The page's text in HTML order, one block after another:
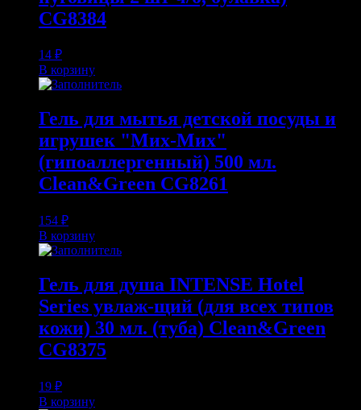
CG8384
14 ₽
В корзину
Гель для мытья детской посуды и
игрушек "Мих-Мих"
(гипоаллергенный) 500 мл.
Clean&Green CG8261
154 ₽
В корзину
Гель для душа INTENSE Hotel
Series увлаж-щий (для всех типов
кожи) 30 мл. (туба) Clean&Green
CG8375
19 ₽
В корзину